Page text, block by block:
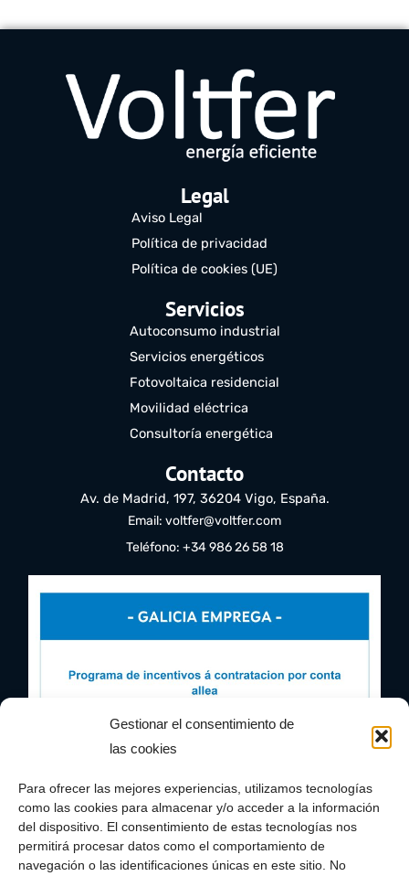
Gestionar el consentimiento de
las cookies
Para ofrecer las mejores experiencias, utilizamos tecnologías
como las cookies para almacenar y/o acceder a la información
del dispositivo. El consentimiento de estas tecnologías nos
permitirá procesar datos como el comportamiento de
navegación o las identificaciones únicas en este sitio. No
Legal
Aviso Legal
Política de privacidad
Política de cookies (UE)
Servicios
Autoconsumo industrial
Servicios energéticos
Fotovoltaica residencial
Movilidad eléctrica
Consultoría energética
Contacto
Av. de Madrid, 197, 36204 Vigo, España.
Email: voltfer@voltfer.com
Teléfono: +34 986 26 58 18